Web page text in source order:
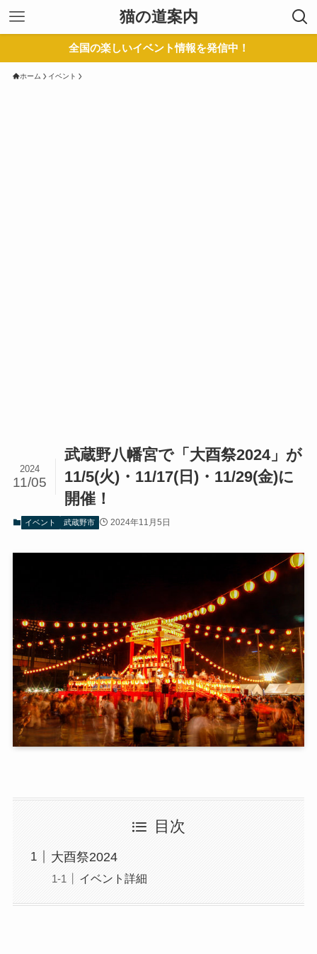
猫の道案内
全国の楽しいイベント情報を発信中！
ホーム イベント
武蔵野八幡宮で「大酉祭2024」が
11/5(火)・11/17(日)・11/29(金)に
開催！
2024
11/05
イベント 武蔵野市 2024年11月5日
目次
大酉祭2024
イベント詳細